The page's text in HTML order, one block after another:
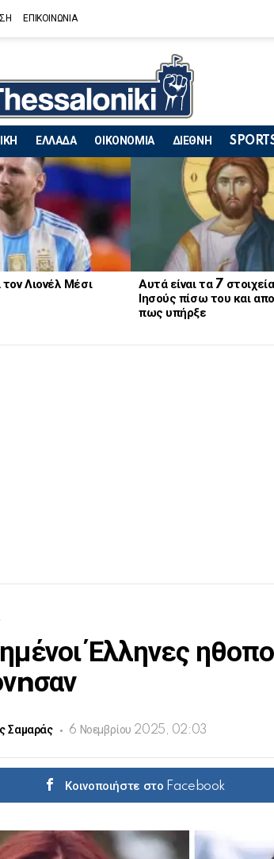
ΕΠΙΚΟΙΝΩΝΙΑ
ΕΛΛΑΔΑ ΟΙΚΟΝΟΜΙΑ ΔΙΕΘΝΗ
Λιονέλ Μέσι
Αυτά είναι τα 7
Ιησούς πίσω του και
πως υπήρξε
Έλληνες
Σαμαράς 6 Νοεμβρίου 2025, 02:03
Κοινοποιήστε στο Facebook